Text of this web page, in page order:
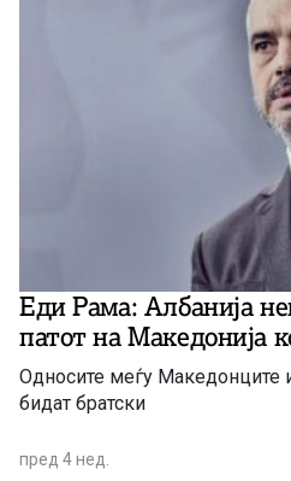
Еди Рама: Албанија
патот на Македонија
Односите меѓу Македонците
бидат братски
пред 4 нед.